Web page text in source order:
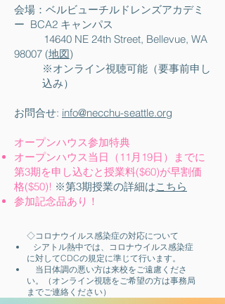
会場：ベルビューチルドレンズアカデミ
ー BCA2 キャンパス
​ 14640 NE 24th Street, Bellevue, WA
98007 (地図)
※オンライン視聴可能（要事前申し
込み）
お問合せ: info@necchu-seattle.org
オープンハウス参加特典
オープンハウス当日（11月19日）までに
第3期を申し込むと授業料($60)が早割価
格($50)! ※第3期授業の詳細はこちら
​参加記念品あり！
◇コロナウイルス感染症の対応について
シアトル熱中では、コロナウイルス感染症
に対してCDCの規定に準じて行います。
当日体調の悪い方は来校をご遠慮くださ
い。（オンライン視聴をご希望の方は事務局
までご連絡ください）